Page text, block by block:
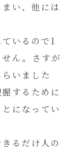
い、他には
いるので1
ん。さすが
いました
するために
になってい
るだけ人の